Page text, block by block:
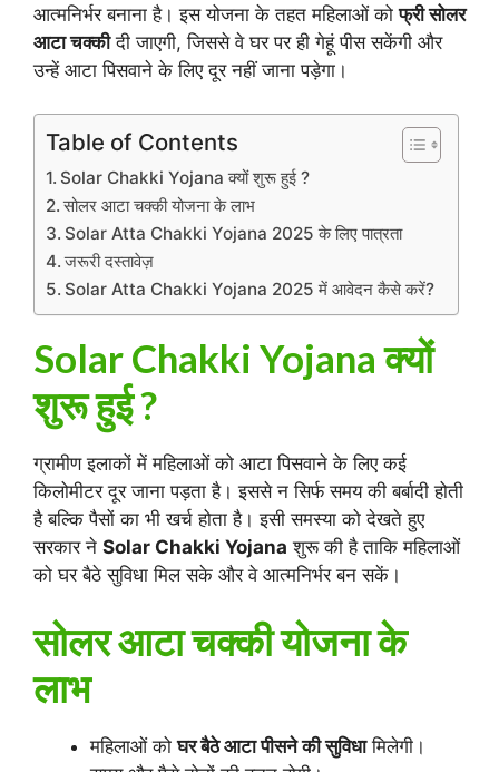
आत्मनिर्भर बनाना है। इस योजना के तहत महिलाओं कोफ्री सोलर
आटा चक्कीदी जाएगी, जिससे वे घर पर ही गेहूं पीस सकेंगी और
उन्हें आटा पिसवाने के लिए दूर नहीं जाना पड़ेगा।
Table of Contents
Solar Chakki Yojana क्यों शुरू हुई ?
सोलर आटा चक्की योजना के लाभ
Solar Atta Chakki Yojana 2025 के लिए पात्रता
जरूरी दस्तावेज़
Solar Atta Chakki Yojana 2025 में आवेदन कैसे करें?
Solar Chakki Yojana क्यों
शुरू हुई ?
ग्रामीण इलाकों में महिलाओं को आटा पिसवाने के लिए कई
किलोमीटर दूर जाना पड़ता है। इससे न सिर्फ समय की बर्बादी होती
है बल्कि पैसों का भी खर्च होता है। इसी समस्या को देखते हुए
सरकार ने Solar Chakki Yojana शुरू की है ताकि महिलाओं
को घर बैठे सुविधा मिल सके और वे आत्मनिर्भर बन सकें।
सोलर आटा चक्की योजना के
लाभ
महिलाओं कोघर बैठे आटा पीसने की सुविधामिलेगी।